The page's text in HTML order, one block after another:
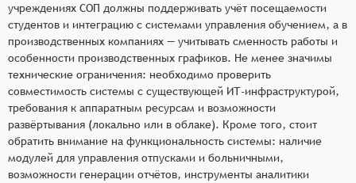
учреждениях СОП должны поддерживать учёт посещаемости
студентов и интеграцию с системами управления обучением, а в
производственных компаниях — учитывать сменность работы и
особенности производственных графиков. Не менее значимы
технические ограничения: необходимо проверить
совместимость системы с существующей ИТ-инфраструктурой,
требования к аппаратным ресурсам и возможности
развёртывания (локально или в облаке). Кроме того, стоит
обратить внимание на функциональность системы: наличие
модулей для управления отпусками и больничными,
возможности генерации отчётов, инструменты аналитики